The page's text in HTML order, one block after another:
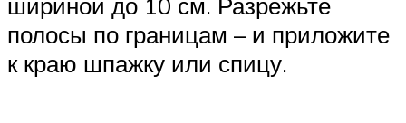
полосы по границам – и приложите
к краю шпажку или спицу.